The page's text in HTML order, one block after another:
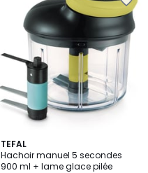
TEFAL
Hachoir manuel 5 secondes
900 ml + lame glace pilée
4,8
/ 5